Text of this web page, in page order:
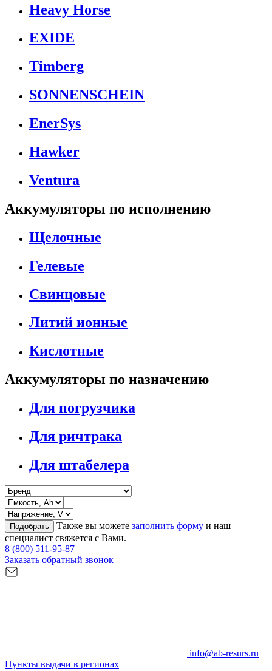
Heavy Horse
EXIDE
Timberg
SONNENSCHEIN
EnerSys
Hawker
Ventura
Аккумуляторы по исполнению
Щелочные
Гелевые
Свинцовые
Литий ионные
Кислотные
Аккумуляторы по назначению
Для погрузчика
Для ричтрака
Для штабелера
Подобрать Также вы можете заполнить форму и наш
специалист свяжется с Вами.
8 (800) 511-95-87
Заказать обратный звонок
info@ab-resurs.ru
Пункты выдачи в регионах